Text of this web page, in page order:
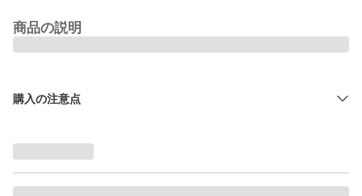
商品の説明
購入の注意点